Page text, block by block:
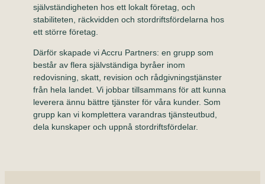
självständigheten hos ett lokalt företag, och
stabiliteten, räckvidden och stordriftsfördelarna hos
ett större företag.
Därför skapade vi Accru Partners: en grupp som
består av flera självständiga byråer inom
redovisning, skatt, revision och rådgivningstjänster
från hela landet. Vi jobbar tillsammans för att kunna
leverera ännu bättre tjänster för våra kunder. Som
grupp kan vi komplettera varandras tjänsteutbud,
dela kunskaper och uppnå stordriftsfördelar.